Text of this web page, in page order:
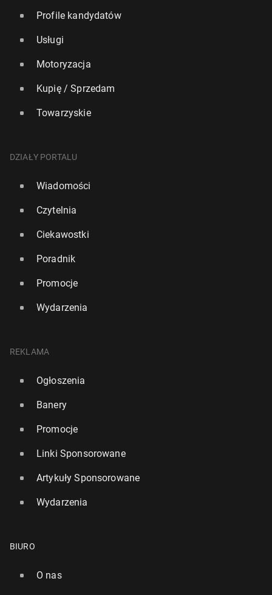
Profile kandydatów
Usługi
Motoryzacja
Kupię / Sprzedam
Towarzyskie
DZIAŁY PORTALU
Wiadomości
Czytelnia
Ciekawostki
Poradnik
Promocje
Wydarzenia
REKLAMA
Ogłoszenia
Banery
Promocje
Linki Sponsorowane
Artykuły Sponsorowane
Wydarzenia
BIURO
O nas